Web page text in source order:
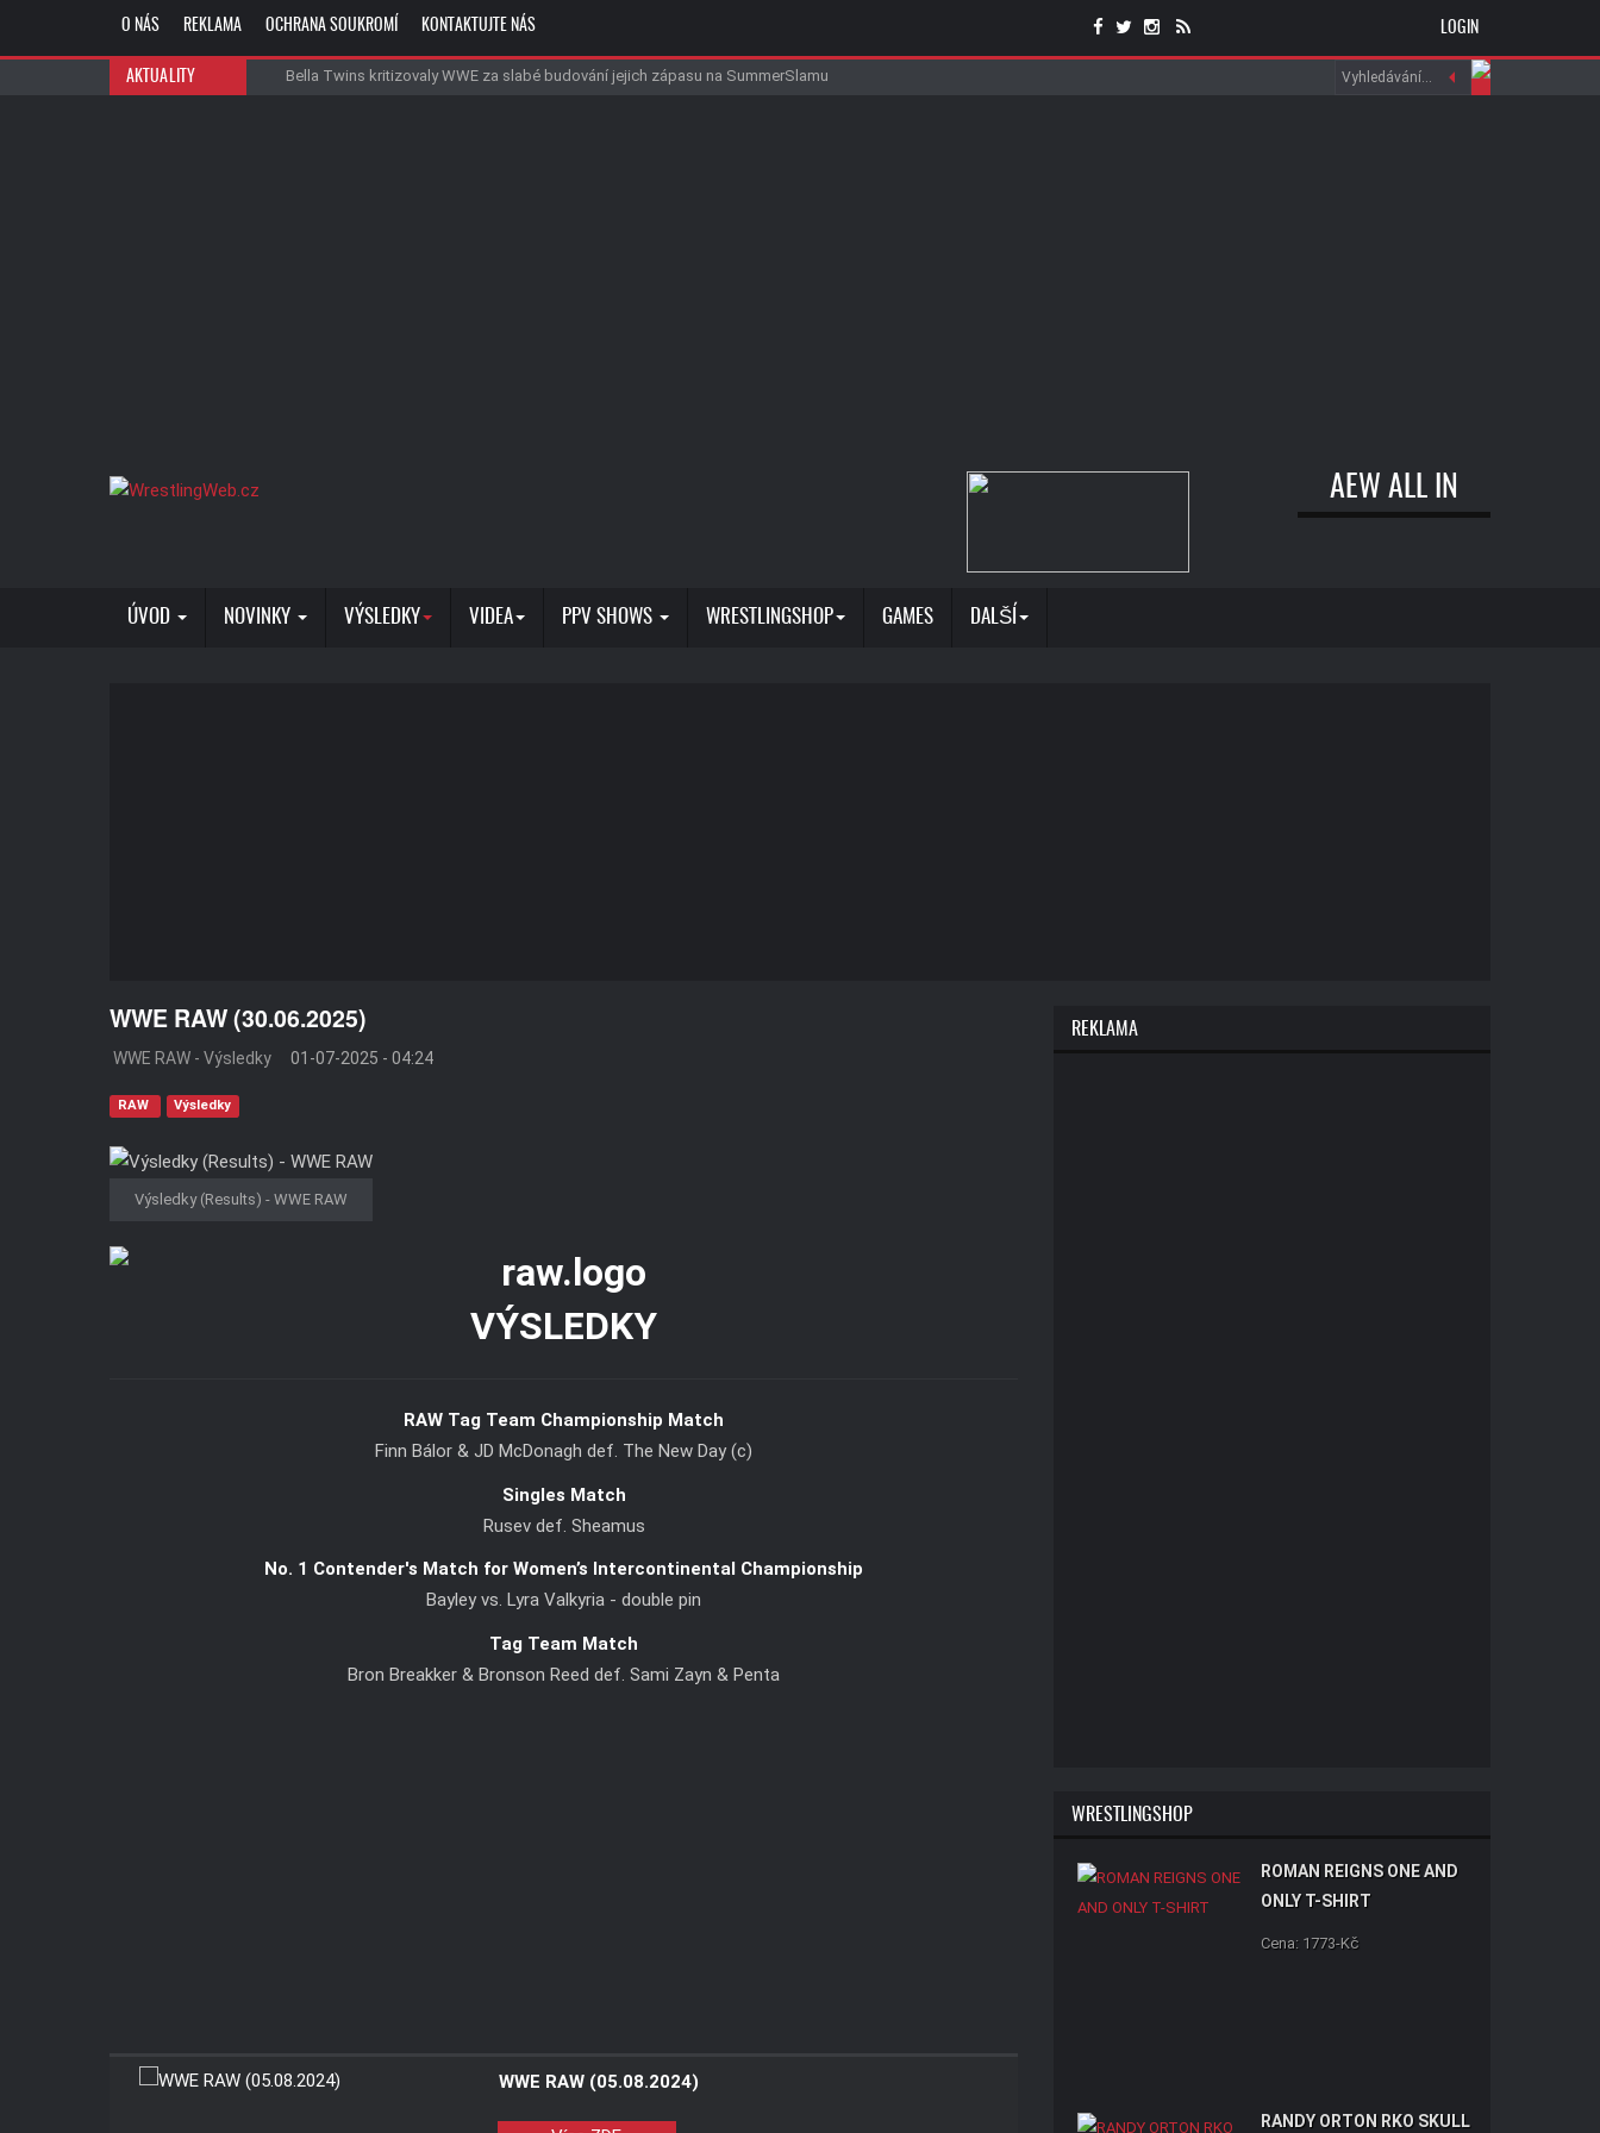
O NÁS REKLAMA OCHRANA SOUKROMÍ KONTAKTUJTE NÁS LOGIN
AKTUALITY Roman Reigns byl označen za nejvíce přeceňovanou main event hvězdu v historii WWE
Danhausenův debut vyvolal v zákulisí WWE negativní reakce
Bella Twins kritizovaly WWE za slabé budování jejich zápasu na SummerSlamu
Cenzura WWE na Netflixu pokračuje
AEW ALL IN
ÚVOD NOVINKY VÝSLEDKY VIDEA PPV SHOWS WRESTLINGSHOP GAMES DALŠÍ
WWE RAW (30.06.2025)
WWE RAW - Výsledky 01-07-2025 - 04:24
RAW Výsledky
Výsledky (Results) - WWE RAW
VÝSLEDKY
RAW Tag Team Championship Match
Finn Bálor & JD McDonagh def. The New Day (c)
Singles Match
Rusev def. Sheamus
No. 1 Contender's Match for Women’s Intercontinental Championship
Bayley vs. Lyra Valkyria - double pin
Tag Team Match
Bron Breakker & Bronson Reed def. Sami Zayn & Penta
WWE RAW (05.08.2024)
REKLAMA
WRESTLINGSHOP
ROMAN REIGNS ONE AND
ONLY T-SHIRT
Cena: 1773-Kč
RANDY ORTON RKO SKULL